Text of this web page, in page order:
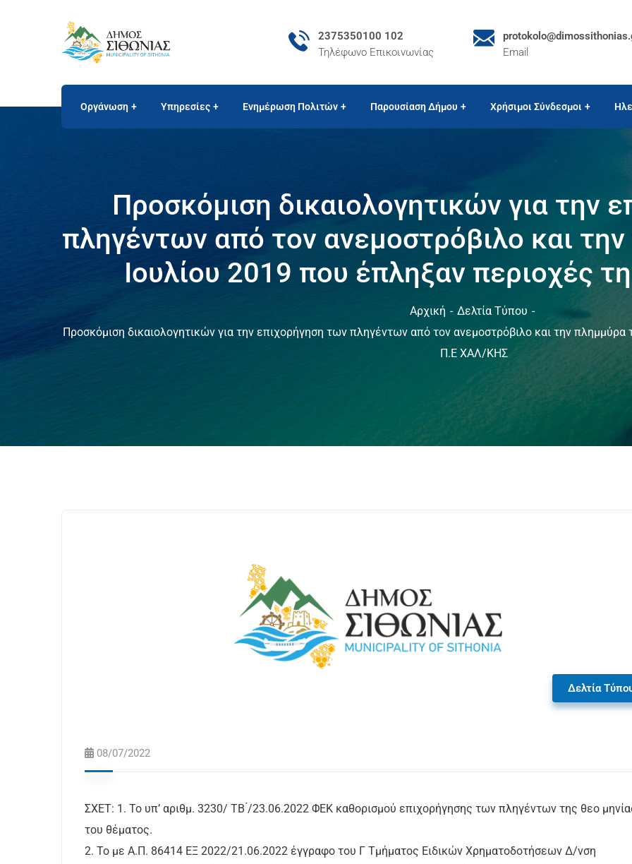
2375350100 102
Τηλέφωνο Επικοινωνίας
Email
Οργάνωση Υπηρεσίες Ενημέρωση Πολιτών Παρουσίαση Δήμου Χρήσιμοι Σύνδεσμοι
Προσκόμιση δικαιολογητικών για την
πληγέντων από τον ανεμοστρόβιλο και
Ιουλίου 2019 που έπληξαν περιοχές
Αρχική
Δελτία Τύπου
Προσκόμιση δικαιολογητικών για την επιχορήγηση των πληγέντων από τον ανεμοστρόβιλο και την
Π.Ε ΧΑΛ/ΚΗΣ
Δελτία
08/07/2022
ΣΧΕΤ: 1. Το υπ’ αριθμ. 3230/ ΤΒ ́/23.06.2022 ΦΕΚ καθορισμού επιχορήγησης των πληγέντων της θεο
του θέματος.
2. Το με Α.Π. 86414 ΕΞ 2022/21.06.2022 έγγραφο του Γ Τμήματος Ειδικών Χρηματοδοτήσεων Δ/νση